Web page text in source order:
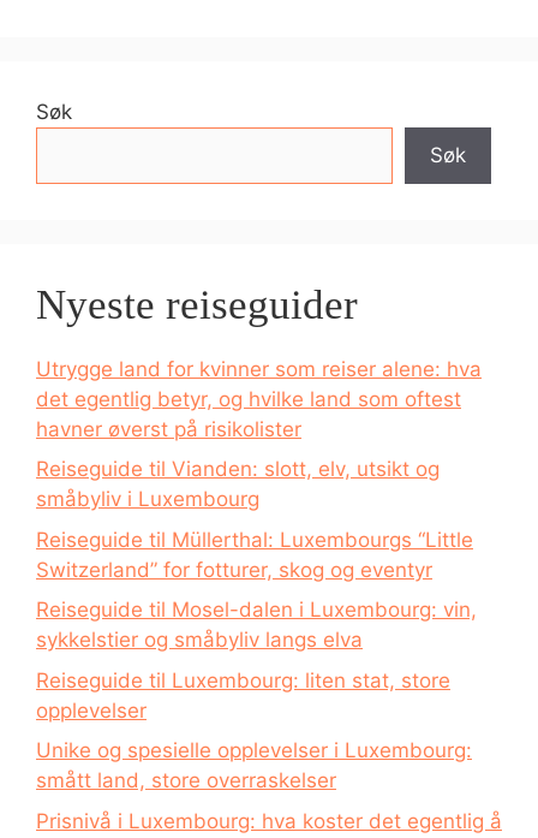
Søk
Søk
Nyeste reiseguider
Utrygge land for kvinner som reiser alene: hva
det egentlig betyr, og hvilke land som oftest
havner øverst på risikolister
Reiseguide til Vianden: slott, elv, utsikt og
småbyliv i Luxembourg
Reiseguide til Müllerthal: Luxembourgs “Little
Switzerland” for fotturer, skog og eventyr
Reiseguide til Mosel-dalen i Luxembourg: vin,
sykkelstier og småbyliv langs elva
Reiseguide til Luxembourg: liten stat, store
opplevelser
Unike og spesielle opplevelser i Luxembourg:
smått land, store overraskelser
Prisnivå i Luxembourg: hva koster det egentlig å